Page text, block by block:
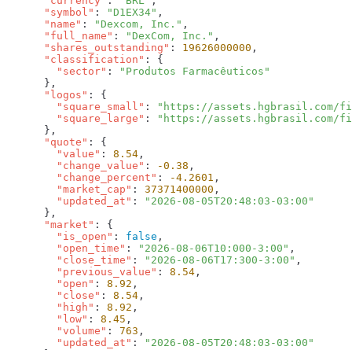
      "symbol"
: "D1EX34"
      "name"
: "Dexcom, Inc."
      "full_name"
: "DexCom, Inc."
      "shares_outstanding"
: 19626000000
      "classification"
        "sector"
:
      "logos"
        "square_small"
:
"https://assets.hgbrasil.com/
        "square_large"
:
      "quote"
        "value"
: 8.54
        "change_value"
: -0.38
        "change_percent"
: -4.2601
        "market_cap"
: 37371400000
        "updated_at"
:
      "market"
        "is_open"
: false
        "open_time"
: "2026-08-06T10:000-3:00"
        "close_time"
: "2026-08-06T17:300-3:00"
        "previous_value"
: 8.54
        "open"
: 8.92
        "close"
: 8.54
        "high"
: 8.92
        "low"
: 8.45
        "volume"
: 763
        "updated_at"
: